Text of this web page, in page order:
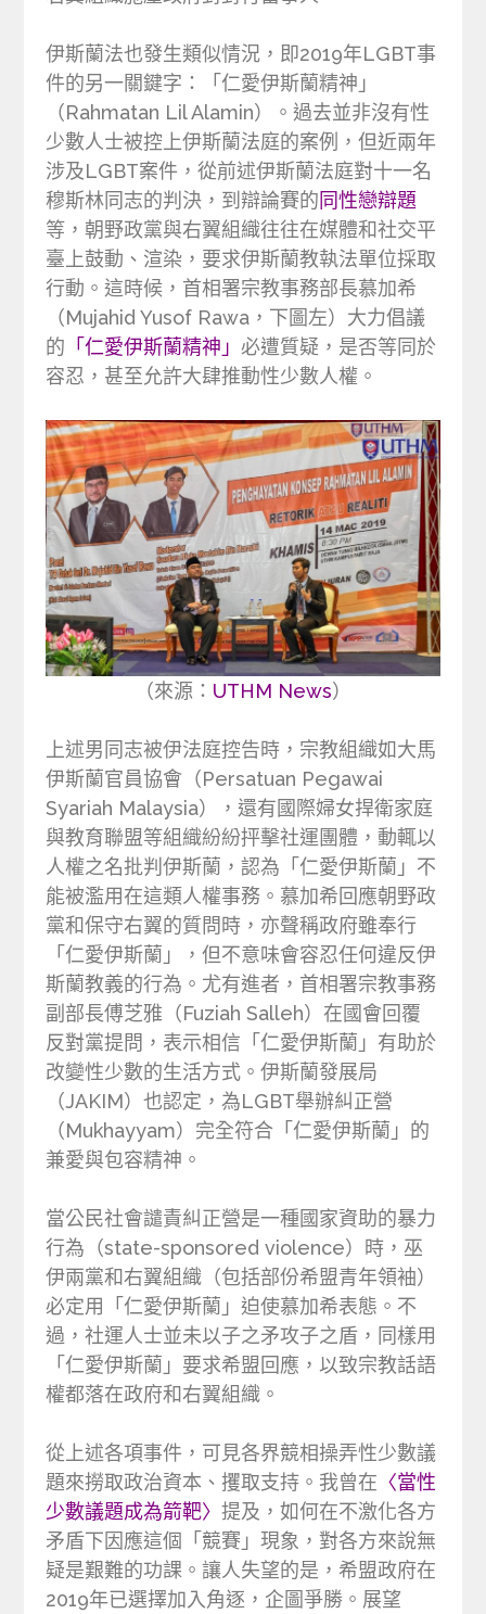
伊斯蘭法也發生類似情況，即2019年LGBT事
件的另一關鍵字：「仁愛伊斯蘭精神」
（Rahmatan Lil Alamin）。過去並非沒有性
少數人士被控上伊斯蘭法庭的案例，但近兩年
涉及LGBT案件，從前述伊斯蘭法庭對十一名
穆斯林同志的判決，到辯論賽的同性戀辯題
等，朝野政黨與右翼組織往往在媒體和社交平
臺上鼓動、渲染，要求伊斯蘭教執法單位採取
行動。這時候，首相署宗教事務部長慕加希
（Mujahid Yusof Rawa，下圖左）大力倡議
的 「仁愛伊斯蘭精神」 必遭質疑，是否等同於
容忍，甚至允許大肆推動性少數人權。
（來源： UTHM News）
上述男同志被伊法庭控告時，宗教組織如大馬
伊斯蘭官員協會（Persatuan Pegawai
Syariah Malaysia），還有國際婦女捍衛家庭
與教育聯盟等組織紛紛抨擊社運團體，動輒以
人權之名批判伊斯蘭，認為「仁愛伊斯蘭」不
能被濫用在這類人權事務。慕加希回應朝野政
黨和保守右翼的質問時，亦聲稱政府雖奉行
「仁愛伊斯蘭」，但不意味會容忍任何違反伊
斯蘭教義的行為。尤有進者，首相署宗教事務
副部長傅芝雅（Fuziah Salleh）在國會回覆
反對黨提問，表示相信「仁愛伊斯蘭」有助於
改變性少數的生活方式。伊斯蘭發展局
（JAKIM）也認定，為LGBT舉辦糾正營
（Mukhayyam）完全符合「仁愛伊斯蘭」的
兼愛與包容精神。
當公民社會譴責糾正營是一種國家資助的暴力
行為（state-sponsored violence）時，巫
伊兩黨和右翼組織（包括部份希盟青年領袖）
必定用「仁愛伊斯蘭」迫使慕加希表態。不
過，社運人士並未以子之矛攻子之盾，同樣用
「仁愛伊斯蘭」要求希盟回應，以致宗教話語
權都落在政府和右翼組織。
從上述各項事件，可見各界競相操弄性少數議
題來撈取政治資本、攫取支持。我曾在 〈當性
少數議題成為箭靶〉提及，如何在不激化各方
矛盾下因應這個「競賽」現象，對各方來說無
疑是艱難的功課。讓人失望的是，希盟政府在
2019年已選擇加入角逐，企圖爭勝。展望